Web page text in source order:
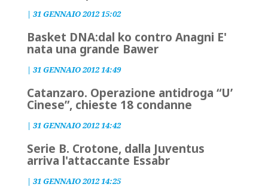
| 31 GENNAIO 2012 15:02
Basket DNA:dal ko contro Anagni E'
nata una grande Bawer
| 31 GENNAIO 2012 14:49
Catanzaro. Operazione antidroga “U’
Cinese”, chieste 18 condanne
| 31 GENNAIO 2012 14:42
Serie B. Crotone, dalla Juventus
arriva l'attaccante Essabr
| 31 GENNAIO 2012 14:25